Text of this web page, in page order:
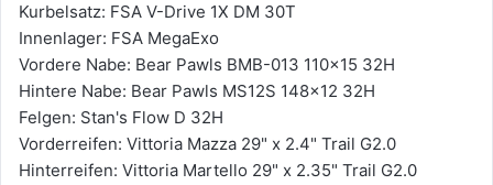
Kurbelsatz: FSA V-Drive 1X DM 30T
Innenlager: FSA MegaExo
Vordere Nabe: Bear Pawls BMB-013 110x15 32H
Hintere Nabe: Bear Pawls MS12S 148x12 32H
Felgen: Stan's Flow D 32H
Vorderreifen: Vittoria Mazza 29" x 2.4" Trail G2.0
Hinterreifen: Vittoria Martello 29" x 2.35" Trail G2.0